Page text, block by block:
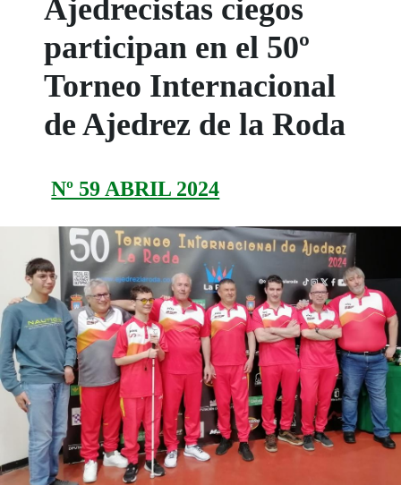
Ajedrecistas ciegos
participan en el 50º
Torneo Internacional
de Ajedrez de la Roda
Nº 59 ABRIL 2024